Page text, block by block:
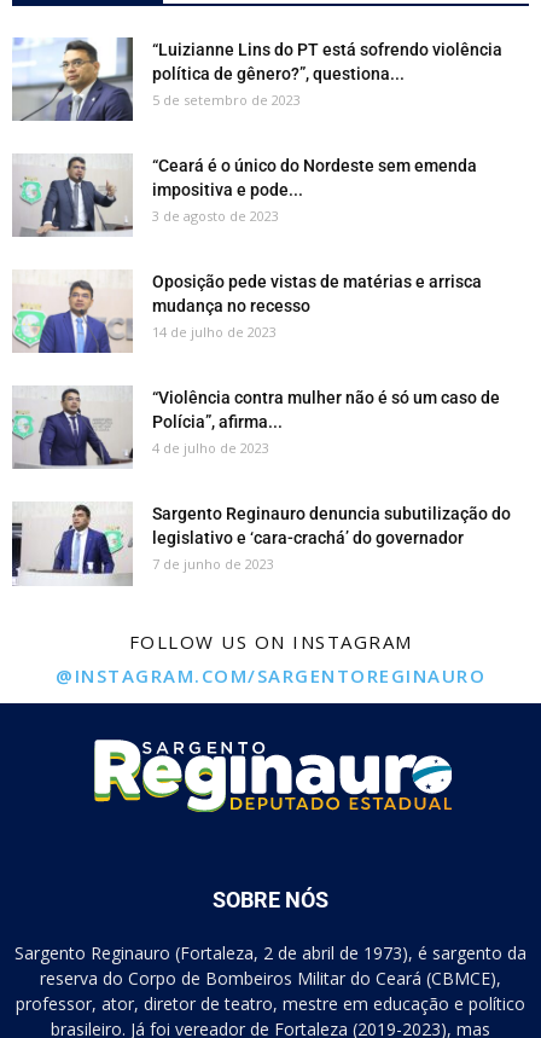
“Luizianne Lins do PT está sofrendo violência
política de gênero?”, questiona...
5 de setembro de 2023
“Ceará é o único do Nordeste sem emenda
impositiva e pode...
3 de agosto de 2023
Oposição pede vistas de matérias e arrisca
mudança no recesso
14 de julho de 2023
“Violência contra mulher não é só um caso de
Polícia”, afirma...
4 de julho de 2023
Sargento Reginauro denuncia subutilização do
legislativo e ‘cara-crachá’ do governador
7 de junho de 2023
FOLLOW US ON INSTAGRAM
@INSTAGRAM.COM/SARGENTOREGINAURO
SOBRE NÓS
Sargento Reginauro (Fortaleza, 2 de abril de 1973), é sargento da
reserva do Corpo de Bombeiros Militar do Ceará (CBMCE),
professor, ator, diretor de teatro, mestre em educação e político
brasileiro. Já foi vereador de Fortaleza (2019-2023), mas